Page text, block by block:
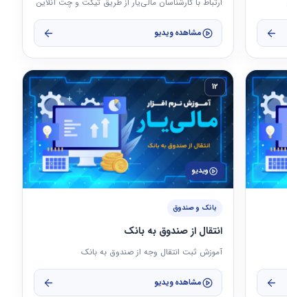
ارتباط با کارشناسان مالی‌یار از طریق تیکت و چت آنلاین
مشاهده ویدیو
12
ویدیو
بانک و صندوق
انتقال از صندوق به بانک
آموزش ثبت انتقال وجه از صندوق به بانک
مشاهده ویدیو